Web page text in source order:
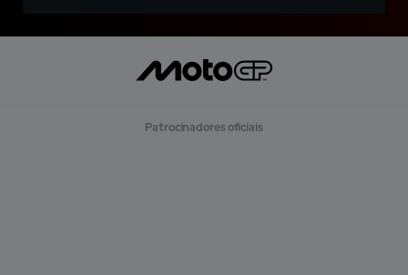
Patrocinadores oficiais